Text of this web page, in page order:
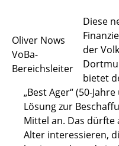
Oliver Nows
VoBa-
Bereichsleiter
Diese
der
bietet
„Best Ager“ (50-
Lösung zur
Mittel an. Das dürfte
Alter interessieren,